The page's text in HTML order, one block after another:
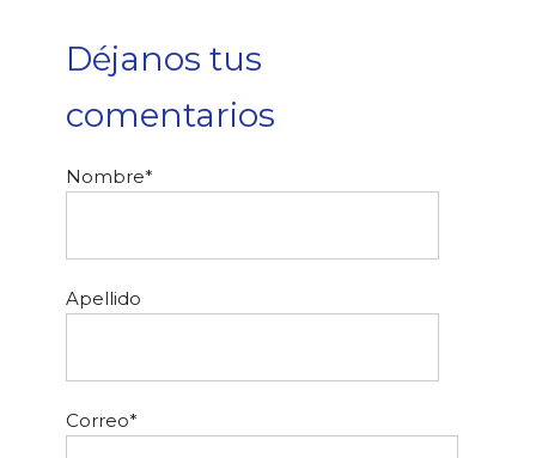
Déjanos tus
comentarios
Nombre*
Apellido
Correo*